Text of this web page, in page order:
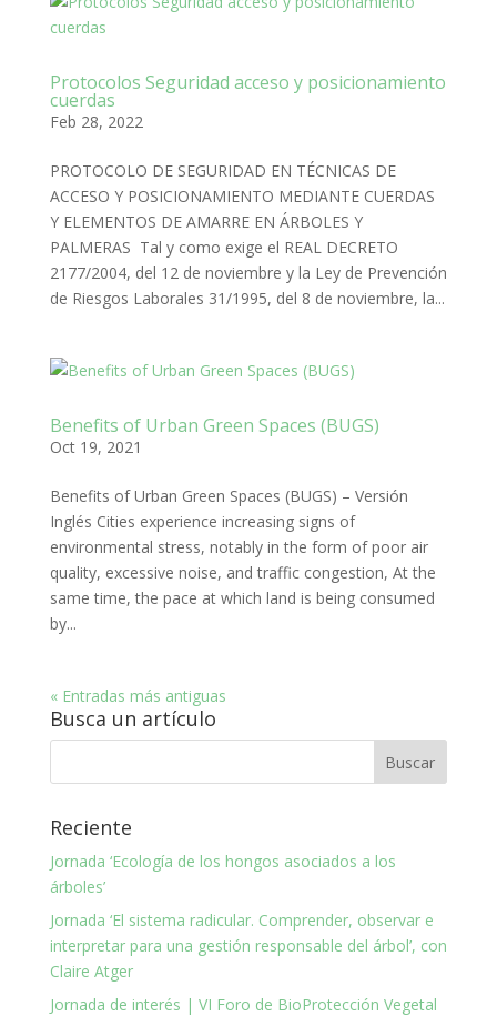
Protocolos Seguridad acceso y posicionamiento
cuerdas
Feb 28, 2022
PROTOCOLO DE SEGURIDAD EN TÉCNICAS DE
ACCESO Y POSICIONAMIENTO MEDIANTE CUERDAS
Y ELEMENTOS DE AMARRE EN ÁRBOLES Y
PALMERAS ​ Tal y como exige el REAL DECRETO
2177/2004, del 12 de noviembre y la Ley de Prevención
de Riesgos Laborales 31/1995, del 8 de noviembre, la...
Benefits of Urban Green Spaces (BUGS)
Oct 19, 2021
Benefits of Urban Green Spaces (BUGS) – Versión
Inglés Cities experience increasing signs of
environmental stress, notably in the form of poor air
quality, excessive noise, and traffic congestion, At the
same time, the pace at which land is being consumed
by...
« Entradas más antiguas
Busca un artículo
Reciente
Jornada ‘Ecología de los hongos asociados a los
árboles’
Jornada ‘El sistema radicular. Comprender, observar e
interpretar para una gestión responsable del árbol’, con
Claire Atger
Jornada de interés | VI Foro de BioProtección Vegetal